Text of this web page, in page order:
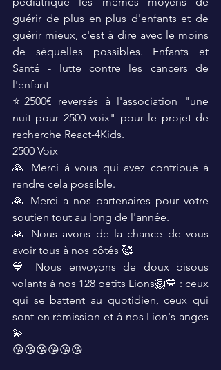
guérir de plus en plus d'enfants et de
guérir mieux, c'est à dire avec le moins
de séquelles possibles. Enfants et
Santé - lutte contre les cancers de
l'enfant
⭐️2500€ reversés à l'association "une
nuit pour 2500 voix" pour le projet de
recherche React-4Kids.
2500 Voix
🙏 Merci à vous qui avez contribué à
rendre cela possible.
🙏 Merci a nos partenaires pour votre
soutien tout au long de l'année.
🙏 Nous avons de la chance de vous
avoir tous à nos côtés 🥰
💙 Nous envoyons de doux bisous
volants à nos 128 petits Lions🦁💙 : ceux
qui se battent au quotidien, ceux qui
sont en rémission et à nos Lion's anges
💫
😘😘😘😘😘😘